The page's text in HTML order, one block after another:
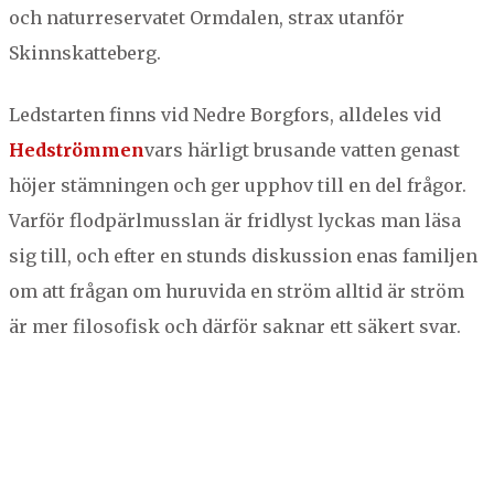
NORBERG
SALA
och natur­reser­vatet Orm­dalen, strax utan­för
Skinnskatteberg.
Led­starten finns vid Nedre Borgfors, allde­les vid
Hed­ström­menvars härligt bru­sande vat­ten genast
höjer stämnin­gen och ger upphov till en del frå­gor.
Var­för flod­pärl­mus­s­lan är fridlyst lyckas man läsa
sig till, och efter en stunds diskus­sion enas famil­jen
om att frå­gan om huru­vi­da en ström alltid är ström
är mer filosofisk och där­för sak­nar ett säk­ert svar.